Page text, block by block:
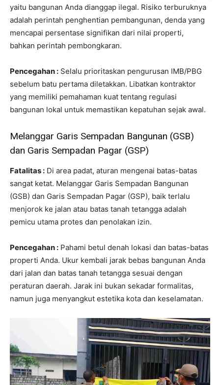
yaitu bangunan Anda dianggap ilegal. Risiko terburuknya
adalah perintah penghentian pembangunan, denda yang
mencapai persentase signifikan dari nilai properti,
bahkan perintah pembongkaran.
Pencegahan : Selalu prioritaskan pengurusan IMB/PBG
sebelum batu pertama diletakkan. Libatkan kontraktor
yang memiliki pemahaman kuat tentang regulasi
bangunan lokal untuk memastikan kepatuhan sejak awal.
Melanggar Garis Sempadan Bangunan (GSB)
dan Garis Sempadan Pagar (GSP)
Fatalitas : Di area padat, aturan mengenai batas-batas
sangat ketat. Melanggar Garis Sempadan Bangunan
(GSB) dan Garis Sempadan Pagar (GSP), baik terlalu
menjorok ke jalan atau batas tanah tetangga adalah
pemicu utama protes dan penolakan izin.
Pencegahan : Pahami betul denah lokasi dan batas-batas
properti Anda. Ukur kembali jarak bebas bangunan Anda
dari jalan dan batas tanah tetangga sesuai dengan
peraturan daerah. Jarak ini bukan sekadar formalitas,
namun juga menyangkut estetika kota dan keselamatan.